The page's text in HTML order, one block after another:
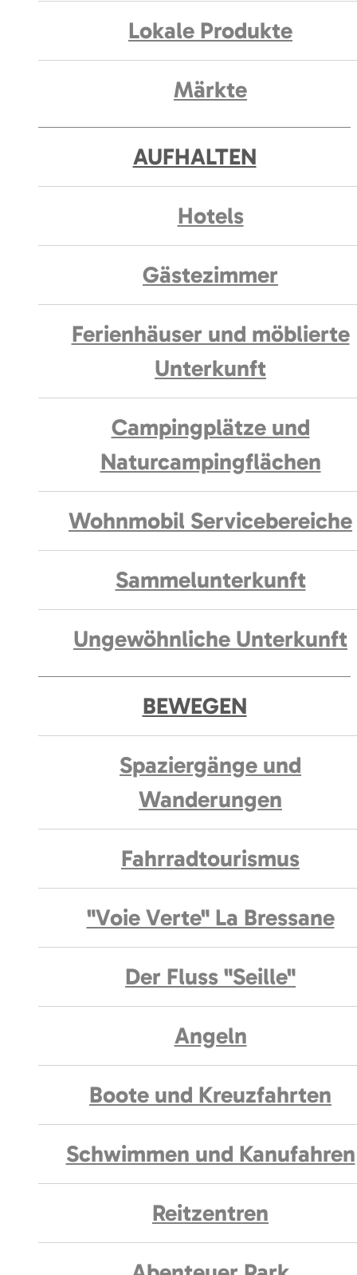
Lokale Produkte
Märkte
AUFHALTEN
Hotels
Gästezimmer
Ferienhäuser und möblierte
Unterkunft
Campingplätze und
Naturcampingflächen
Wohnmobil Servicebereiche
Sammelunterkunft
Ungewöhnliche Unterkunft
BEWEGEN
Spaziergänge und
Wanderungen
Fahrradtourismus
"Voie Verte" La Bressane
Der Fluss "Seille"
Angeln
Boote und Kreuzfahrten
Schwimmen und Kanufahren
Reitzentren